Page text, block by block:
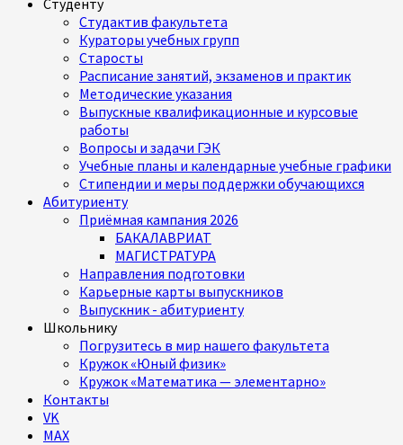
Студенту
Студактив факультета
Кураторы учебных групп
Старосты
Расписание занятий, экзаменов и практик
Методические указания
Выпускные квалификационные и курсовые
работы
Вопросы и задачи ГЭК
Учебные планы и календарные учебные графики
Стипендии и меры поддержки обучающихся
Абитуриенту
Приёмная кампания 2026
БАКАЛАВРИАТ
МАГИСТРАТУРА
Направления подготовки
Карьерные карты выпускников
Выпускник - абитуриенту
Школьнику
Погрузитесь в мир нашего факультета
Кружок «Юный физик»
Кружок «Математика — элементарно»
Контакты
VK
MAX